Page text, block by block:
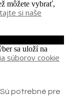
môžete vybrať,
si naše
sa uloží na
súborov cookie
potrebné pre